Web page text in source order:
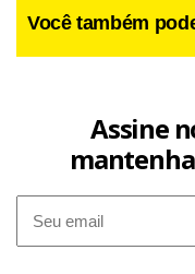
Você também
Assine